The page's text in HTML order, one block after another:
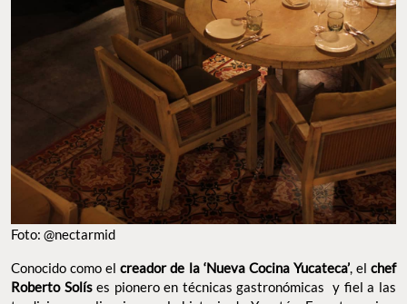
Foto: @nectarmid
Conocido como el creador de la ‘Nueva Cocina Yucateca’, elchef
Roberto Solíses pionero en técnicas gastronómicas y fiel a las